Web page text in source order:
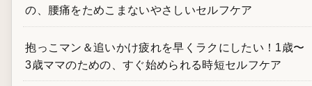
の、腰痛をためこまないやさしいセルフケア
抱っこマン＆追いかけ疲れを早くラクにしたい！1歳〜
3歳ママのための、すぐ始められる時短セルフケア